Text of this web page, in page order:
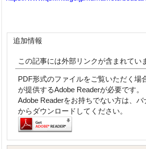
追加情報
この記事には外部リンクが含まれてい
PDF形式のファイルをご覧いただく場
が提供するAdobe Readerが必要です。
Adobe Readerをお持ちでない方は、
からダウンロードしてください。